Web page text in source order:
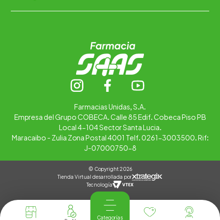
Categorías
Farmacias Unidas, S.A.
Empresa del Grupo COBECA. Calle 85 Edif. Cobeca Piso PB
Local 4-104 Sector Santa Lucia.
Maracaibo - Zulia Zona Postal 4001 Telf. 0261-3003500. Rif:
J-07000750-8
© Copyright 2026
Tienda Virtual desarrollada por
Tecnología